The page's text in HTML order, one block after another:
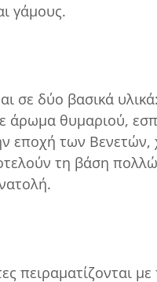
γάμους.
σε δύο βασικά
άρωμα θυμαριού,
εποχή των Βενετών,
τη βάση
πειραματίζονται